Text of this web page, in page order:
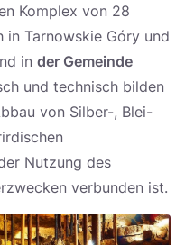
Komplex von 28
in Tarnowskie Góry und
in der Gemeinde
und technisch bilden
von Silber-, Blei-
Nutzung des
verbunden ist.